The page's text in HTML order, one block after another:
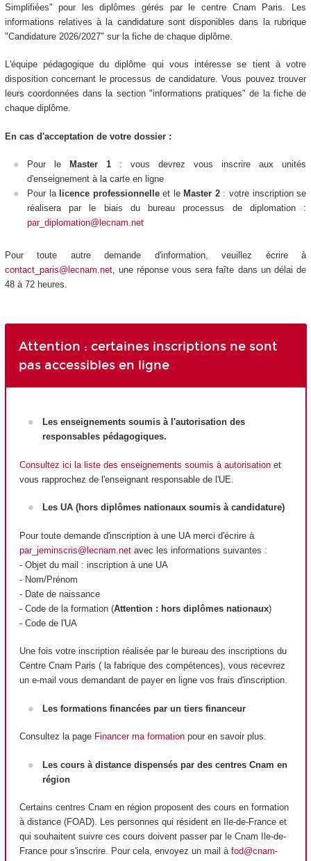
Simplifiées" pour les diplômes gérés par le centre Cnam Paris. Les
informations relatives à la candidature sont disponibles dans la rubrique
"Candidature 2026/2027" sur la fiche de chaque diplôme.
L'équipe pédagogique du diplôme qui vous intéresse se tient à votre
disposition concernant le processus de candidature. Vous pouvez trouver
leurs coordonnées dans la section "informations pratiques" de la fiche de
chaque diplôme.
En cas d'acceptation de votre dossier :
Pour le Master 1 : vous devrez vous inscrire aux unités
d'enseignement à la carte en ligne
Pour la licence professionnelleet le Master 2: votre inscription se
réalisera par le biais du bureau processus de diplomation :
par_diplomation@lecnam.net
Pour toute autre demande d'information, veuillez écrire à
contact_paris@lecnam.net, une réponse vous sera faîte dans un délai de
48 à 72 heures.
Attention : certaines inscriptions ne sont
pas accessibles en ligne
Les enseignements soumis à l'autorisation des
responsables pédagogiques.
Consultez ici la liste des enseignements soumis à autorisation et
vous rapprochez de l'enseignant responsable de l'UE.
Les UA(hors diplômes nationauxsoumis à candidature)
Pour toute demande d'inscription à une UA merci d'écrire à
par_jeminscris@lecnam.net avec les informations suivantes :
- Objet du mail : inscription à une UA
- Nom/Prénom
- Date de naissance
- Code de la formation (Attention : hors diplômes nationaux)
- Code de l'UA
Une fois votre inscription réalisée par le bureau des inscriptions du
Centre Cnam Paris ( la fabrique des compétences), vous recevrez
un e-mail vous demandant de payer en ligne vos frais d'inscription.
Les formations financées par un tiers financeur
Consultez la page Financer ma formation pour en savoir plus.
Les cours à distance dispensés par des centres Cnam en
région
Certains centres Cnam en région proposent des cours en formation
à distance (FOAD). Les personnes qui résident en Ile-de-France et
qui souhaitent suivre ces cours doivent passer par le Cnam Ile-de-
France pour s'inscrire. Pour cela, envoyez un mail à fod@cnam-